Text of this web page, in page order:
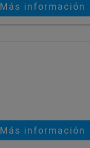
Más información
Más información